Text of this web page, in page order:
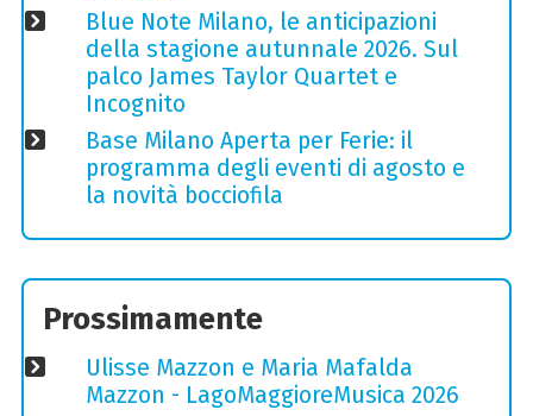
Blue Note Milano, le anticipazioni
della stagione autunnale 2026. Sul
palco James Taylor Quartet e
Incognito
Base Milano Aperta per Ferie: il
programma degli eventi di agosto e
la novità bocciofila
Prossimamente
Ulisse Mazzon e Maria Mafalda
Mazzon - LagoMaggioreMusica 2026